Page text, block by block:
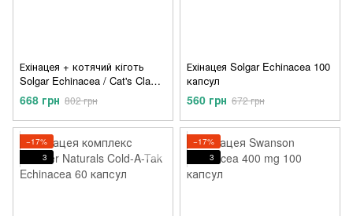
Ехінацея + котячий кіготь
Solgar Echinacea / Cat's Claw
Complex 60 капсул
668 грн 802 грн
Ехінацея Solgar Echinacea 100
капсул
560 грн 672 грн
−17%
3
−17%
3